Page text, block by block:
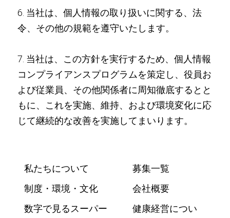
6. 当社は、個人情報の取り扱いに関する、法
令、その他の規範を遵守いたします。
7. 当社は、この方針を実行するため、個人情報
コンプライアンスプログラムを策定し、役員お
よび従業員、その他関係者に周知徹底するとと
もに、これを実施、維持、および環境変化に応
じて継続的な改善を実施してまいります。
私たちについて
制度・環境・文化
数字で見るスーパー
募集一覧
会社概要
健康経営につい